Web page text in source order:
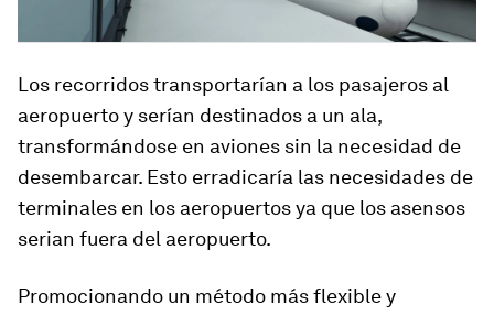
Los recorridos transportarían a los pasajeros al
aeropuerto y serían destinados a un ala,
transformándose en aviones sin la necesidad de
desembarcar. Esto erradicaría las necesidades de
terminales en los aeropuertos ya que los asensos
serian fuera del aeropuerto.
Promocionando un método más flexible y